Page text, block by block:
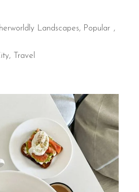
Landscapes, Popular
Travel